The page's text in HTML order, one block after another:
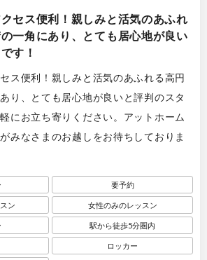
セス便利！親しみと活気のあふれ
一角にあり、とても居心地が良い
す！
ス便利！親しみと活気のあふれる高円
り、とても居心地が良いと評判のスタ
にお立ち寄りください。アットホーム
みなさまのお越しをお待ちしておりま
要予約
ン 女性のみのレッスン
駅から徒歩5分圏内
ロッカー